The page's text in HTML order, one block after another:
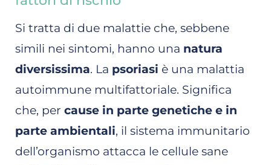
Si tratta di due malattie che, sebbene
simili nei sintomi, hanno una natura
diversissima. La psoriasi è una malattia
autoimmune multifattoriale. Significa
che, per cause in parte genetiche e in
parte ambientali, il sistema immunitario
dell’organismo attacca le cellule sane